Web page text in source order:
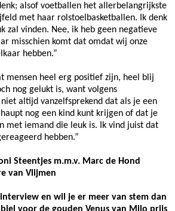
alsof voetballen het allerbelangrijkste
met haar rolstoelbasketballen. Ik denk
zal vinden. Nee, ik heb geen negatieve
misschien komt dat omdat wij onze
hebben.”
mensen heel erg positief zijn, heel blij
nog gelukt is, want volgens
altijd vanzelfsprekend dat als je een
nog een kind kunt krijgen of dat je
met iemand die leuk is. Ik vind juist dat
hebben.”
Steentjes m.m.v. Marc de Hond
van Vlijmen
en wil je er meer van stem dan